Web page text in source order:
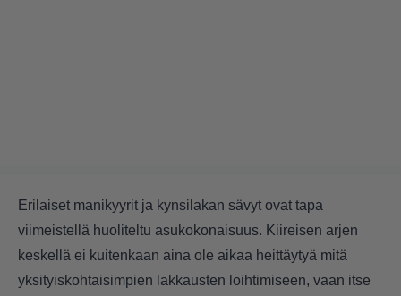
Erilaiset manikyyrit ja kynsilakan sävyt ovat tapa
viimeistellä huoliteltu asukokonaisuus. Kiireisen arjen
keskellä ei kuitenkaan aina ole aikaa heittäytyä mitä
yksityiskohtaisimpien lakkausten loihtimiseen, vaan itse